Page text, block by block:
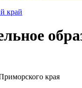
край
края